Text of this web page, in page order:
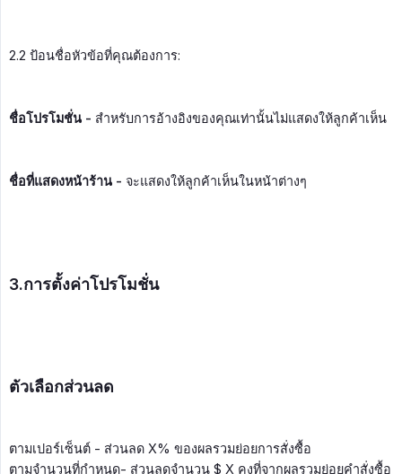
2.2 ป้อนชื่อหัวข้อที่คุณต้องการ:
ชื่อโปรโมชั่น - สำหรับการอ้างอิงของคุณเท่านั้นไม่แสดงให้ลูกค้าเห็น
ชื่อที่แสดงหน้าร้าน - จะแสดงให้ลูกค้าเห็นในหน้าต่างๆ
3.การตั้งค่าโปรโมชั่น
ตัวเลือกส่วนลด
ตามเปอร์เซ็นต์ - ส่วนลด X% ของผลรวมย่อยการสั่งซื้อ
ตามจำนวนที่กำหนด- ส่วนลดจำนวน $ X คงที่จากผลรวมย่อยคำสั่งซื้อ